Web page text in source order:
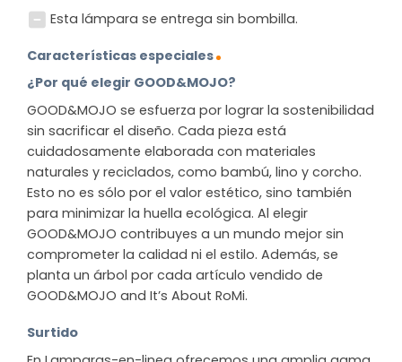
Esta lámpara se entrega sin bombilla.
Características especiales
¿Por qué elegir GOOD&MOJO?
GOOD&MOJO se esfuerza por lograr la sostenibilidad
sin sacrificar el diseño. Cada pieza está
cuidadosamente elaborada con materiales
naturales y reciclados, como bambú, lino y corcho.
Esto no es sólo por el valor estético, sino también
para minimizar la huella ecológica. Al elegir
GOOD&MOJO contribuyes a un mundo mejor sin
comprometer la calidad ni el estilo. Además, se
planta un árbol por cada artículo vendido de
GOOD&MOJO and It’s About RoMi.
Surtido